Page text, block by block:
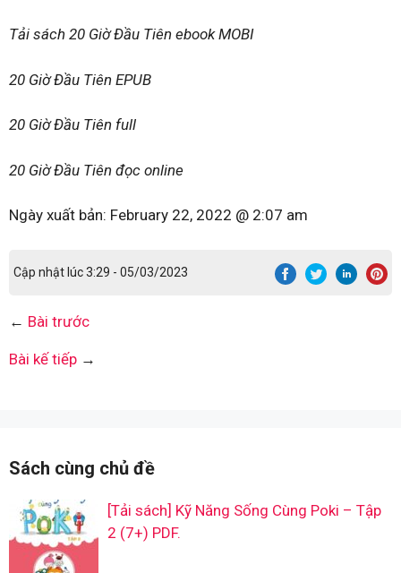
Tải sách 20 Giờ Đầu Tiên ebook MOBI
20 Giờ Đầu Tiên EPUB
20 Giờ Đầu Tiên full
20 Giờ Đầu Tiên đọc online
Ngày xuất bản: February 22, 2022 @ 2:07 am
Cập nhật lúc 3:29 - 05/03/2023
← Bài trước
Bài kế tiếp →
Sách cùng chủ đề
[Tải sách] Kỹ Năng Sống Cùng Poki – Tập
2 (7+) PDF.